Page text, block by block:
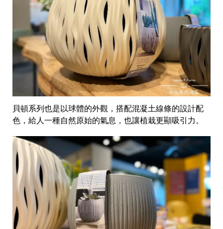
貝頓系列也是以球體的外觀，搭配混凝土線條的設計配
色，給人一種自然原始的氣息，也讓植栽更顯吸引力。